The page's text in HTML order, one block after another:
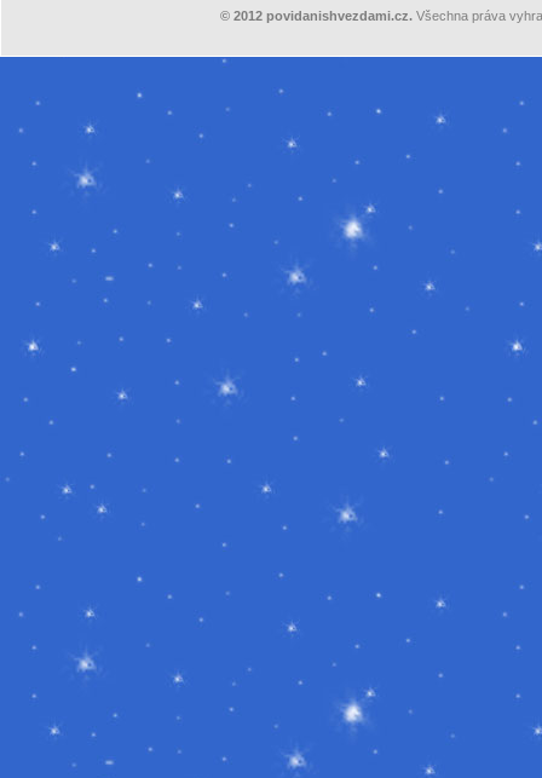
© 2012povidanishvezdami.cz. Všechna práva